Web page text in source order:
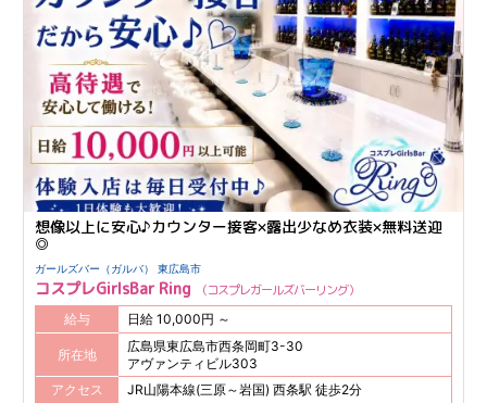
想像以上に安心♪カウンター接客×露出少なめ衣装×無料送迎
◎
ガールズバー（ガルバ） 東広島市
コスプレGirlsBar Ring コスプレガールズバーリング
給与 日給 10,000円 ～
所在地
広島県東広島市西条岡町3-30
アヴァンティビル303
アクセス
JR山陽本線(三原～岩国) 西条駅 徒歩2分